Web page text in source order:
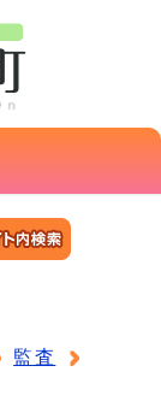
監査